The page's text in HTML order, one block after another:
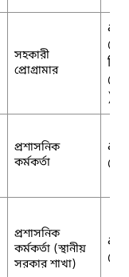
সহকারী
প্রোগ্রামার
)
প্রশাসনিক
কর্মকর্তা
প্রশাসনিক
কর্মকর্তা (স্থানীয়
সরকার শাখা)